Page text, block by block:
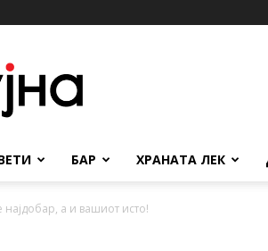
БАР ХРАНАТА ЛЕК
најдобар, а и вашиот исто!